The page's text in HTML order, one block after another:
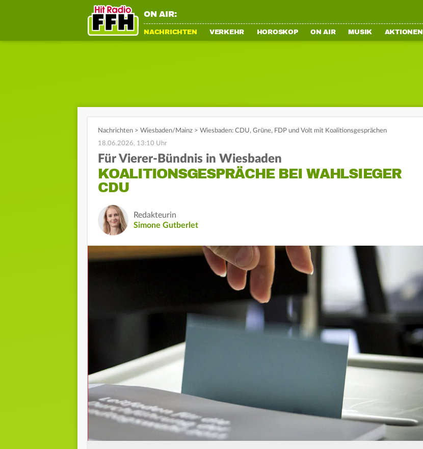
ON AIR:
NACHRICHTEN VERKEHR HOROSKOP ON AIR MUSIK AKTIONEN
Nachrichten > Wiesbaden/Mainz > Wiesbaden: CDU, Grüne, FDP und Volt mit Koalitionsgesprächen
18.06.2026, 13:10 Uhr
Für Vierer-Bündnis in Wiesbaden
KOALITIONSGESPRÄCHE BEI WAHLSIEGER
CDU
Redakteurin
Simone Gutberlet